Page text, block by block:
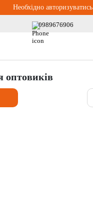
Необхідно авторизуватись
0989676906
оптовиків